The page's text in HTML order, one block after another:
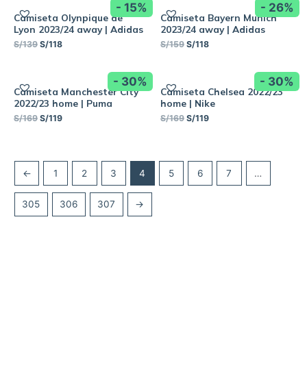
- 15%
Camiseta Olynpique de
Lyon 2023/24 away | Adidas
S/139 S/118
- 26%
Camiseta Bayern Munich
2023/24 away | Adidas
S/159 S/118
- 30%
Camiseta Manchester City
2022/23 home | Puma
S/169 S/119
- 30%
Camiseta Chelsea 2022/23
home | Nike
S/169 S/119
← 1 2 3 4 5 6 7 …
305 306 307 →